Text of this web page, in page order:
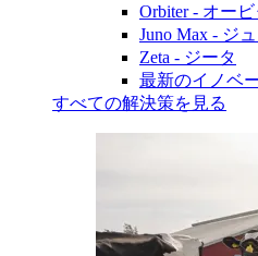
Orbiter - オー
Juno Max - ジ
Zeta - ジータ
最新のイノベ
すべての解決策を見る